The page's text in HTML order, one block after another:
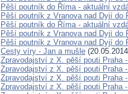
Pěší poutník do Říma - aktuální
Pěší poutník z Vranova nad Dyjí do
Pěší poutník do Říma - aktuální
Pěší poutník z Vranova nad Dyjí do
Pěší poutník z Vranova nad Dyjí do
Cesty víry - Jan a mušle
Zpravodajství z X. pěší pouti Praha
Zpravodajství z X. pěší pouti Praha
Zpravodajství z X. pěší pouti Praha
Zpravodajství z X. pěší pouti Praha